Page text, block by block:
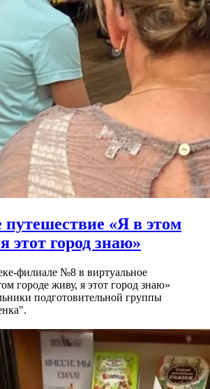
путешествие «Я в этом
этот город знаю»
филиале №8 в виртуальное
городе живу, я этот город знаю»
подготовительной группы